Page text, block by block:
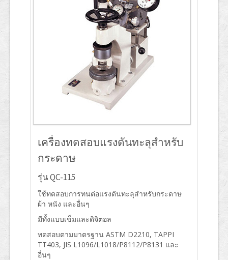
เครื่องทดสอบแรงดันทะลุสำหรับ
กระดาษ
รุ่น QC-115
ใช้ทดสอบการทนต่อแรงดันทะลุสำหรับกระดาษ
ผ้า หนัง และอื่นๆ
มีทั้งแบบเข็มและดิจิตอล
ทดสอบตามมาตรฐาน ASTM D2210, TAPPI
TT403, JIS L1096/L1018/P8112/P8131 และ
อื่นๆ